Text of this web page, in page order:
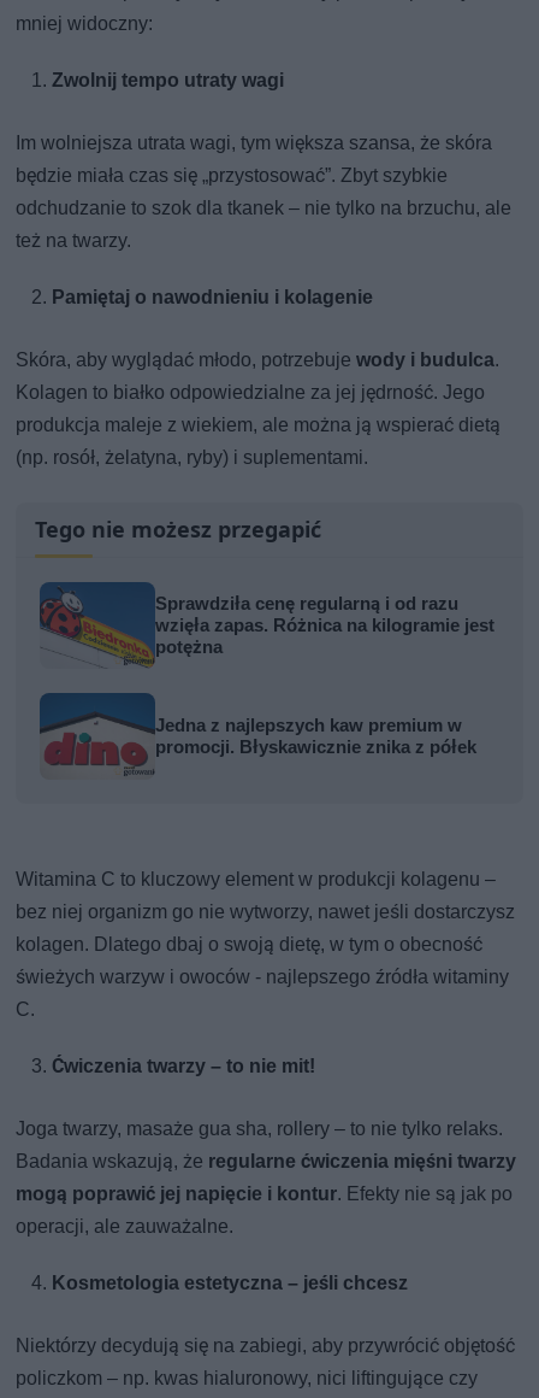
mniej widoczny:
Zwolnij tempo utraty wagi
Im wolniejsza utrata wagi, tym większa szansa, że skóra
będzie miała czas się „przystosować”. Zbyt szybkie
odchudzanie to szok dla tkanek – nie tylko na brzuchu, ale
też na twarzy.
Pamiętaj o nawodnieniu i kolagenie
Skóra, aby wyglądać młodo, potrzebujewody i budulca.
Kolagen to białko odpowiedzialne za jej jędrność. Jego
produkcja maleje z wiekiem, ale można ją wspierać dietą
(np. rosół, żelatyna, ryby) i suplementami.
Tego nie możesz przegapić
Sprawdziła cenę regularną i od razu
wzięła zapas. Różnica na kilogramie jest
potężna
Jedna z najlepszych kaw premium w
promocji. Błyskawicznie znika z półek
Witamina C to kluczowy element w produkcji kolagenu –
bez niej organizm go nie wytworzy, nawet jeśli dostarczysz
kolagen. Dlatego dbaj o swoją dietę, w tym o obecność
świeżych warzyw i owoców - najlepszego źródła witaminy
C.
Ćwiczenia twarzy – to nie mit!
Joga twarzy, masaże gua sha, rollery – to nie tylko relaks.
Badania wskazują, że regularne ćwiczenia mięśni twarzy
mogą poprawić jej napięcie i kontur. Efekty nie są jak po
operacji, ale zauważalne.
Kosmetologia estetyczna – jeśli chcesz
Niektórzy decydują się na zabiegi, aby przywrócić objętość
policzkom – np. kwas hialuronowy, nici liftingujące czy